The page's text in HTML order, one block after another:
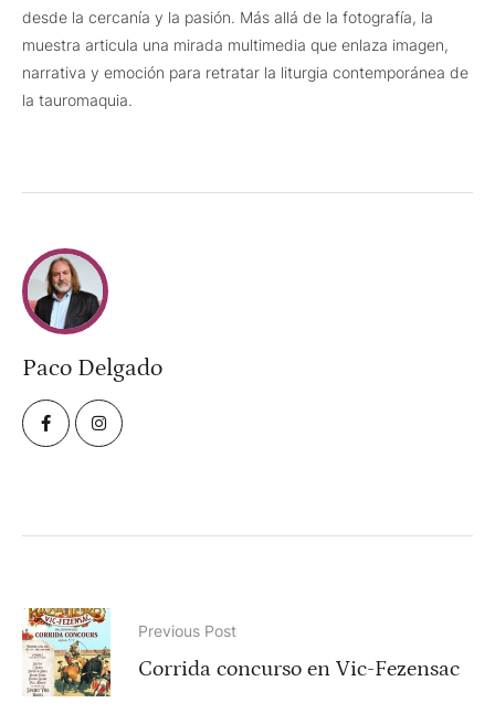
desde la cercanía y la pasión. Más allá de la fotografía, la
muestra articula una mirada multimedia que enlaza imagen,
narrativa y emoción para retratar la liturgia contemporánea de
la tauromaquia.
Paco Delgado
Previous Post
Corrida concurso en Vic-Fezensac